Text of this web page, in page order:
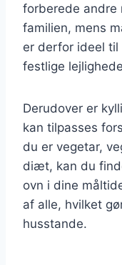
forberede andre
familien, mens
er derfor ideel til
festlige
Derudover er
kan tilpasses
du er vegetar,
diæt, kan du
ovn i dine
af alle, hvilket
husstande.